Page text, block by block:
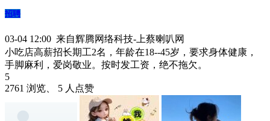
招聘
03-04 12:00 来自辉腾网络科技-上蔡喇叭网
小吃店高薪招长期工2名，年龄在18--45岁，要求身体健康，
手脚麻利，爱岗敬业。按时发工资，绝不拖欠。
5
2761 浏览、 5 人点赞